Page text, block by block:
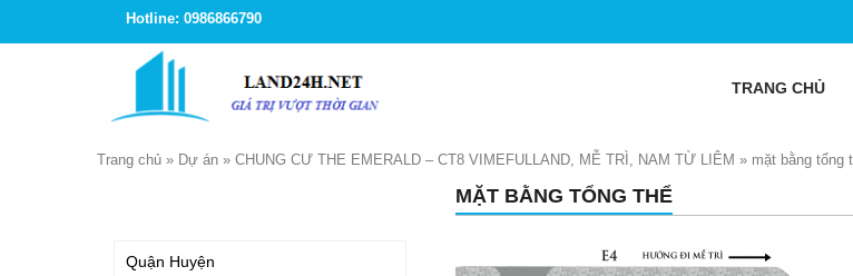
Hotline: 0986866790
TRANG CHỦ
Trang chủ » Dự án » CHUNG CƯ THE EMERALD – CT8 VIMEFULLAND, MỄ TRÌ, NAM TỪ LIÊM » mặt bằng tổng
MẶT BẰNG TỔNG THỂ